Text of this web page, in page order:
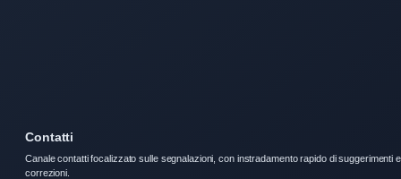
Contatti
Canale contatti focalizzato sulle segnalazioni, con instradamento rapido di suggerimenti e
correzioni.